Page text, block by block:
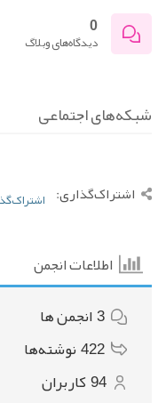
دیدگاه‌های وبلاگ
اجتماعی
اشتراک‌گذاری: اشتراک‌گذاری
اطلاعات انجمن
3 انجمن ها
422نوشته‌ها
94 کاربران